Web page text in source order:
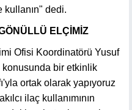
kullanın" dedi.
ELÇİMİZ
Ofisi Koordinatörü Yusuf
konusunda bir etkinlik
ortak olarak yapıyoruz
ilaç kullanımının